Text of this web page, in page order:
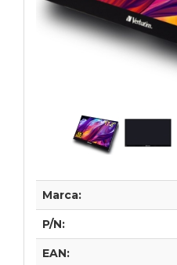
Marca:
P/N:
EAN: